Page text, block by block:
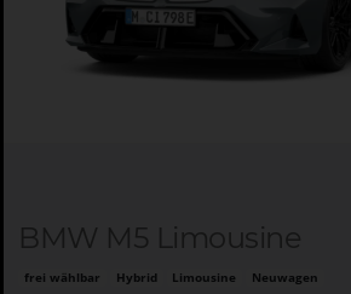
BMW M5 Limousine
frei wählbar Hybrid Limousine Neuwagen